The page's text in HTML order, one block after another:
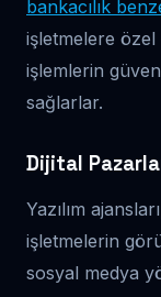
bankacılık
işletmelere
işlemlerin
sağlarlar.
Dijital
Yazılım
işletmelerin
sosyal medya